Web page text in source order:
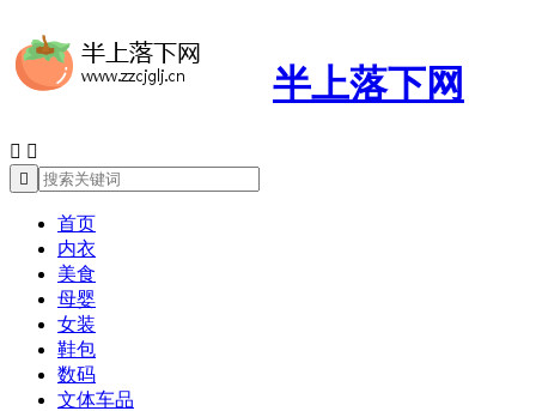
半上落下网
 

首页
内衣
美食
母婴
女装
鞋包
数码
文体车品